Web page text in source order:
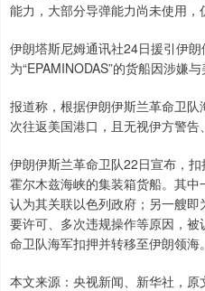
能力，大部分导弹能力尚未使用，
伊朗塔斯尼姆通讯社24日援引伊
为“EPAMINODAS”的货船因涉嫌与
报道称，根据伊朗伊斯兰革命卫
次往返美国港口，且无视伊方警告
伊朗伊斯兰革命卫队22日宣布，
霍尔木兹海峡的集装箱货船。其中
认为其关联以色列政府；另一艘即
要许可、多次违规操作等原因，
命卫队海军扣押并转移至伊朗领海。
本文来源：央视新闻、新华社，